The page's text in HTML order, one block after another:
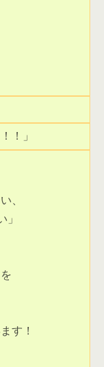
！」
、
」
す！